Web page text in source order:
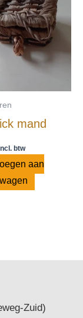
mand
btw
aan
Zuid)